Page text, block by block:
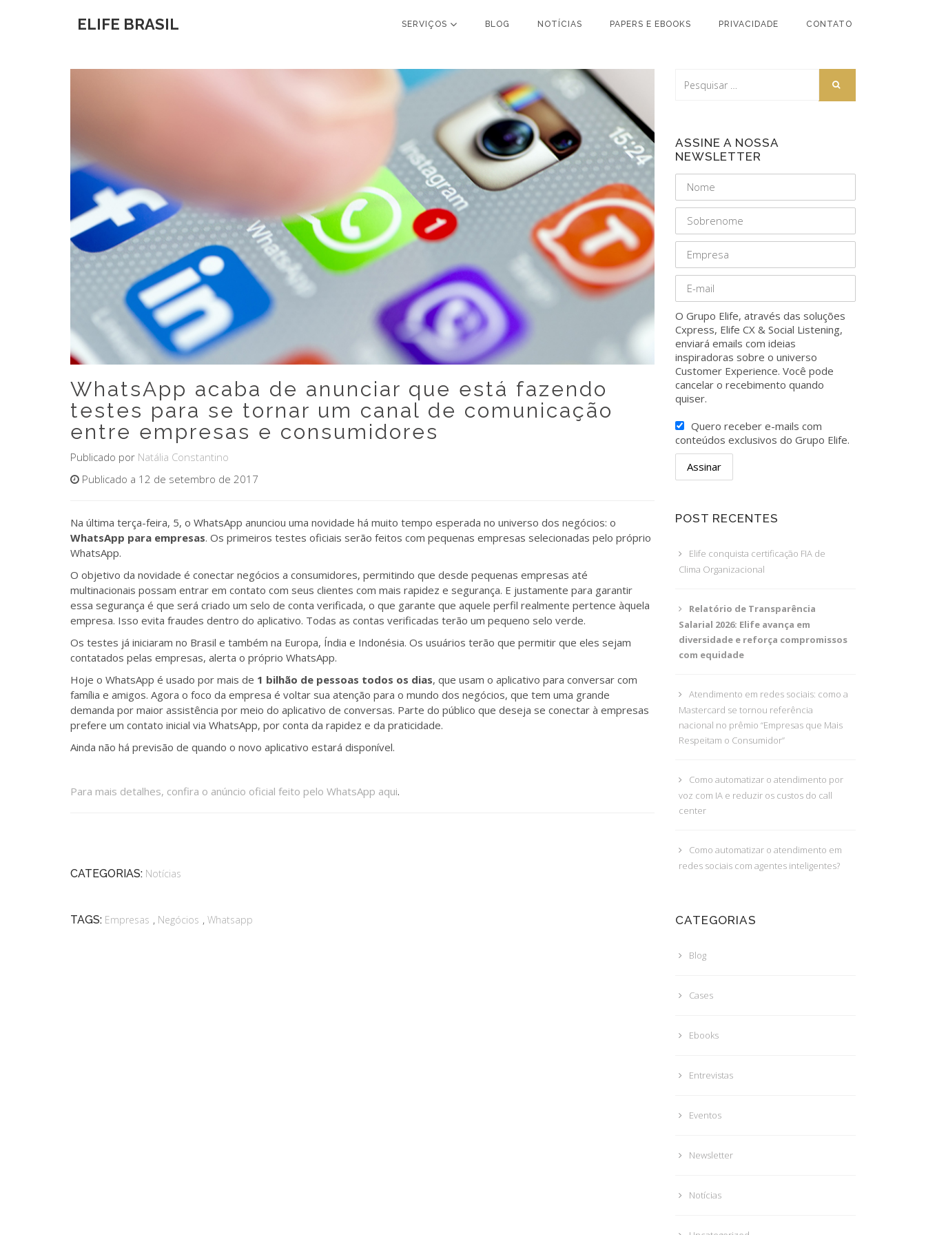
ELIFE BRASIL SERVIÇOS BLOG NOTÍCIAS PAPERS E EBOOKS PRIVACIDADE CONTATO
WhatsApp acaba de anunciar que está fazendo
testes para se tornar um canal de comunicação
entre empresas e consumidores
Publicado por Natália Constantino
Publicado a 12 de setembro de 2017
Na última terça-feira, 5, o WhatsApp anunciou uma novidade há muito tempo esperada no universo dos negócios: o
WhatsApp para empresas. Os primeiros testes oficiais serão feitos com pequenas empresas selecionadas pelo próprio
WhatsApp.
O objetivo da novidade é conectar negócios a consumidores, permitindo que desde pequenas empresas até
multinacionais possam entrar em contato com seus clientes com mais rapidez e segurança. E justamente para garantir
essa segurança é que será criado um selo de conta verificada, o que garante que aquele perfil realmente pertence àquela
empresa. Isso evita fraudes dentro do aplicativo. Todas as contas verificadas terão um pequeno selo verde.
Os testes já iniciaram no Brasil e também na Europa, Índia e Indonésia. Os usuários terão que permitir que eles sejam
contatados pelas empresas, alerta o próprio WhatsApp.
Hoje o WhatsApp é usado por mais de 1 bilhão de pessoas todos os dias, que usam o aplicativo para conversar com
família e amigos. Agora o foco da empresa é voltar sua atenção para o mundo dos negócios, que tem uma grande
demanda por maior assistência por meio do aplicativo de conversas. Parte do público que deseja se conectar à empresas
prefere um contato inicial via WhatsApp, por conta da rapidez e da praticidade.
Ainda não há previsão de quando o novo aplicativo estará disponível.
Para mais detalhes, confira o anúncio oficial feito pelo WhatsApp aqui.
CATEGORIAS: Notícias
TAGS: Empresas , Negócios , Whatsapp
ASSINE A NOSSA
NEWSLETTER
O Grupo Elife, através das soluções
Cxpress, Elife CX & Social Listening,
enviará emails com ideias
inspiradoras sobre o universo
Customer Experience. Você pode
cancelar o recebimento quando
quiser.
Quero receber e-mails com
conteúdos exclusivos do Grupo Elife.
POST RECENTES
Elife conquista certificação FIA de
Clima Organizacional
Relatório de Transparência
Salarial 2026: Elife avança em
diversidade e reforça compromissos
com equidade
Atendimento em redes sociais: como a
Mastercard se tornou referência
nacional no prêmio “Empresas que Mais
Respeitam o Consumidor”
Como automatizar o atendimento por
voz com IA e reduzir os custos do call
center
Como automatizar o atendimento em
redes sociais com agentes inteligentes?
CATEGORIAS
Blog
Cases
Ebooks
Entrevistas
Eventos
Newsletter
Notícias